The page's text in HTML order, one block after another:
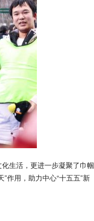
生活，更进一步凝聚了巾帼
作用，助力中心“十五五”新